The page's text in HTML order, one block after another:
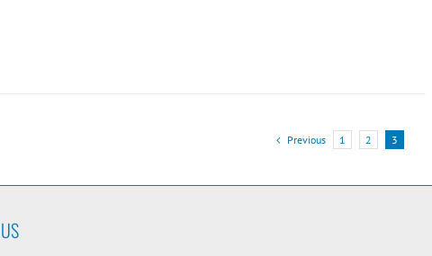
Previous 1 2 3